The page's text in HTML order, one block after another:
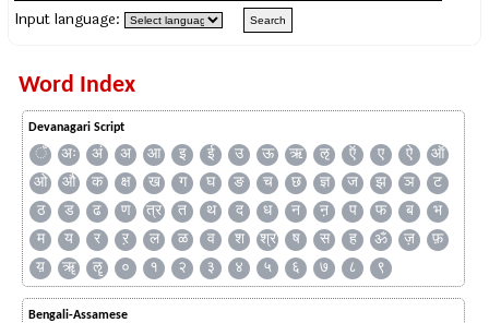
Input language:
Word Index
Devanagari Script
ँ अः अं अ आ इ ई उ ऊ ऋ ऌ ऍ ए ऐ
ऑ
ओ
औ क क्ष ख ग घ ङ च छ ज्ञ ज झ ञ
ट
ठ
ड ढ ण त्र त थ द ध न ऩ प फ ब
भ
म
य र ऱ ल ळ व श श्र ष स ह ॐ ज़
फ़
य़
ॠ ॡ ० १ २ ३ ४ ५ ६ ७ ८ ९
Bengali-Assamese